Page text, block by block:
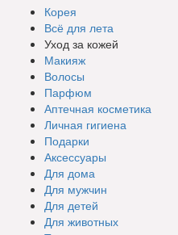
Корея
Всё для лета
Уход за кожей
Макияж
Волосы
Парфюм
Аптечная косметика
Личная гигиена
Подарки
Аксессуары
Для дома
Для мужчин
Для детей
Для животных